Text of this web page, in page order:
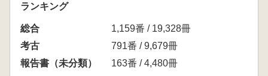
ランキング
総合
1,159番 / 19,328冊
考古
791番 / 9,679冊
報告書（未分類）
163番 / 4,480冊